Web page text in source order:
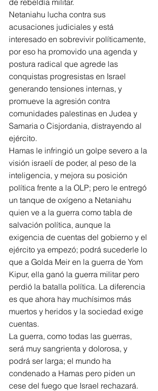
de rebeldía militar.
Netaniahu lucha contra sus
acusaciones judiciales y está
interesado en sobrevivir políticamente,
por eso ha promovido una agenda y
postura radical que agrede las
conquistas progresistas en Israel
generando tensiones internas, y
promueve la agresión contra
comunidades palestinas en Judea y
Samaria o Cisjordania, distrayendo al
ejército.
Hamas le infringió un golpe severo a la
visión israelí de poder, al peso de la
inteligencia, y mejora su posición
política frente a la OLP; pero le entregó
un tanque de oxígeno a Netaniahu
quien ve a la guerra como tabla de
salvación política, aunque la
exigencia de cuentas del gobierno y el
ejército ya empezó; podrá sucederle lo
que a Golda Meir en la guerra de Yom
Kipur, ella ganó la guerra militar pero
perdió la batalla política. La diferencia
es que ahora hay muchísimos más
muertos y heridos y la sociedad exige
cuentas.
La guerra, como todas las guerras,
será muy sangrienta y dolorosa, y
podrá ser larga; el mundo ha
condenado a Hamas pero piden un
cese del fuego que Israel rechazará.